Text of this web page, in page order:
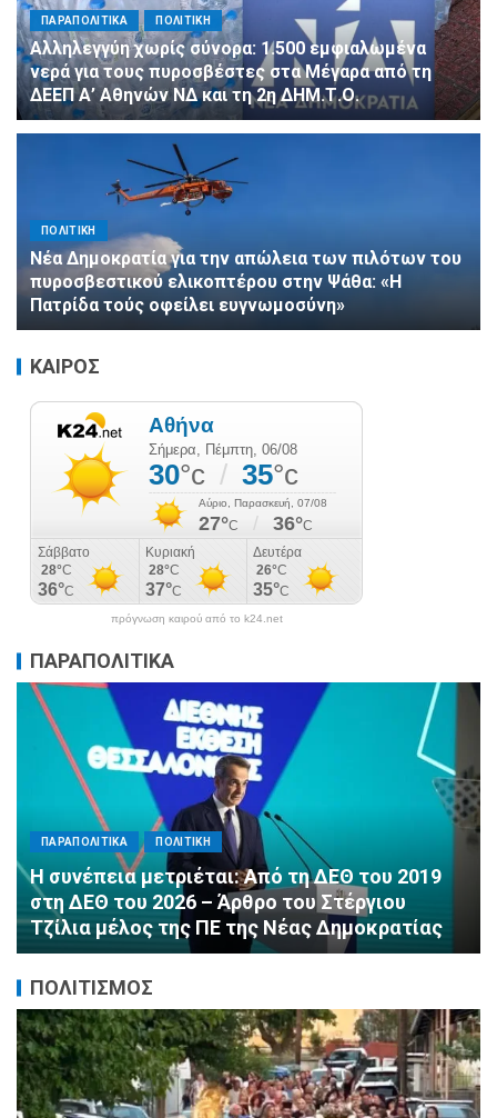
ΠΑΡΑΠΟΛΙΤΙΚΑ ΠΟΛΙΤΙΚΗ
Αλληλεγγύη χωρίς σύνορα: 1.500 εμφιαλωμένα
νερά για τους πυροσβέστες στα Μέγαρα από τη
ΔΕΕΠ Α’ Αθηνών ΝΔ και τη 2η ΔΗΜ.Τ.Ο.
ΠΟΛΙΤΙΚΗ
Νέα Δημοκρατία για την απώλεια των πιλότων του
πυροσβεστικού ελικοπτέρου στην Ψάθα: «Η
Πατρίδα τούς οφείλει ευγνωμοσύνη»
ΚΑΙΡΟΣ
πρόγνωση καιρού από το k24.net
ΠΑΡΑΠΟΛΙΤΙΚΑ
ΠΑΡΑΠΟΛΙΤΙΚΑ ΠΟΛΙΤΙΚΗ
Αλληλεγγύη χωρίς σύνορα: 1.500
εμφιαλωμένα νερά για τους πυροσβέστες στα
Μέγαρα από τη ΔΕΕΠ Α’ Αθηνών ΝΔ και τη 2η
ΔΗΜ.Τ.Ο.
ΠΟΛΙΤΙΣΜΟΣ